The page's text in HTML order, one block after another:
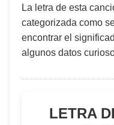
La letra de esta
categorizada como
encontrar el
algunos datos
LETRA